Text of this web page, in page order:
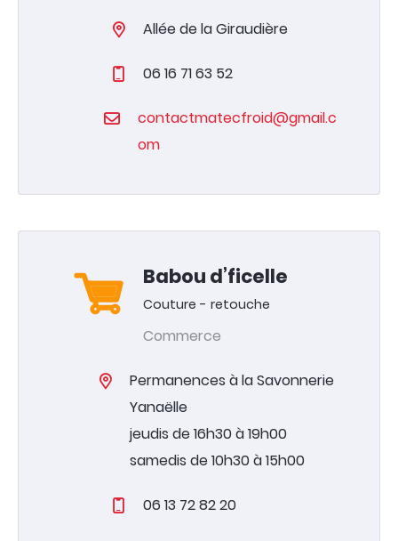
Allée de la Giraudière
06 16 71 63 52
contactmatecfroid@gmail.c
om
Babou d’ficelle
Couture - retouche
Commerce
Permanences à la Savonnerie
Yanaëlle
jeudis de 16h30 à 19h00
samedis de 10h30 à 15h00
06 13 72 82 20